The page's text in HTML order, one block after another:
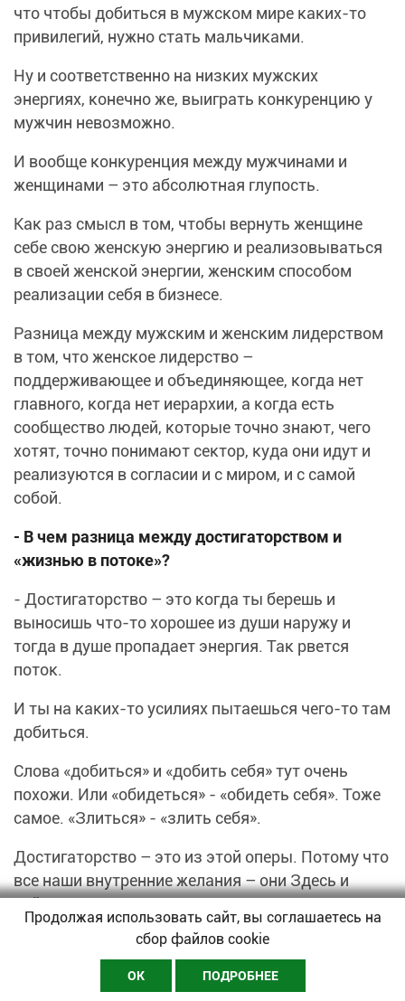
что чтобы добиться в мужском мире каких-то
привилегий, нужно стать мальчиками.
Ну и соответственно на низких мужских
энергиях, конечно же, выиграть конкуренцию у
мужчин невозможно.
И вообще конкуренция между мужчинами и
женщинами – это абсолютная глупость.
Как раз смысл в том, чтобы вернуть женщине
себе свою женскую энергию и реализовываться
в своей женской энергии, женским способом
реализации себя в бизнесе.
Разница между мужским и женским лидерством
в том, что женское лидерство –
поддерживающее и объединяющее, когда нет
главного, когда нет иерархии, а когда есть
сообщество людей, которые точно знают, чего
хотят, точно понимают сектор, куда они идут и
реализуются в согласии и с миром, и с самой
собой.
- В чем разница между достигаторством и
«жизнью в потоке»?
- Достигаторство – это когда ты берешь и
выносишь что-то хорошее из души наружу и
тогда в душе пропадает энергия. Так рвется
поток.
И ты на каких-то усилиях пытаешься чего-то там
добиться.
Слова «добиться» и «добить себя» тут очень
похожи. Или «обидеться» - «обидеть себя». Тоже
самое. «Злиться» - «злить себя».
Достигаторство – это из этой оперы. Потому что
все наши внутренние желания – они Здесь и
Сейчас.
Когда ты реализуешься в согласии с самой
собой, у тебя идет абсолютный поток энергии. И
ты не переживаешь на тему того, что тебе сейчас
Продолжая использовать сайт, вы соглашаетесь на
сбор файлов cookie
ОК ПОДРОБНЕЕ